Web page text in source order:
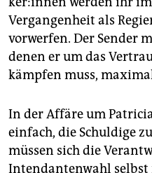
Vergangenheit als
vorwerfen. Der Sender
denen er um das
kämpfen muss,
In der Affäre um
einfach, die Schuldige
müssen sich die
Intendantenwahl